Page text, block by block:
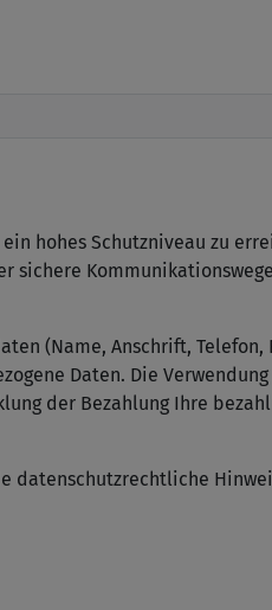
hohes Schutzniveau zu
sichere
(Name, Anschrift,
Daten. Die
der Bezahlung Ihre
datenschutzrechtliche